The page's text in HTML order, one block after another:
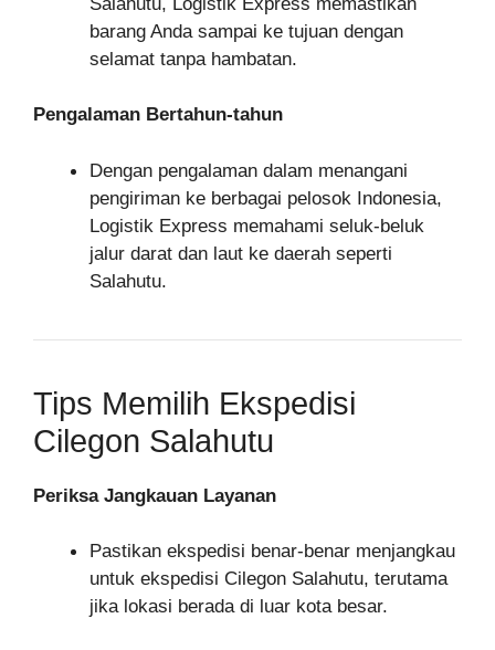
barang Anda sampai ke tujuan dengan
selamat tanpa hambatan.
Pengalaman Bertahun-tahun
Dengan pengalaman dalam menangani
pengiriman ke berbagai pelosok Indonesia,
Logistik Express memahami seluk-beluk
jalur darat dan laut ke daerah seperti
Salahutu.
Tips Memilih Ekspedisi
Cilegon Salahutu
Periksa Jangkauan Layanan
Pastikan ekspedisi benar-benar menjangkau
untuk ekspedisi Cilegon Salahutu, terutama
jika lokasi berada di luar kota besar.